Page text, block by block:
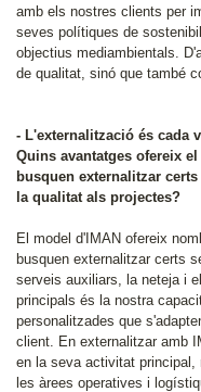
amb els nostres clients per
seves polítiques de
objectius mediambientals.
de qualitat, sinó que també
- L'externalització és cada
Quins avantatges ofereix
busquen externalitzar
la qualitat als projectes?
El model d'IMAN ofereix
busquen externalitzar certs
serveis auxiliars, la neteja i
principals és la nostra
personalitzades que
client. En externalitzar amb
en la seva activitat
les àrees operatives i